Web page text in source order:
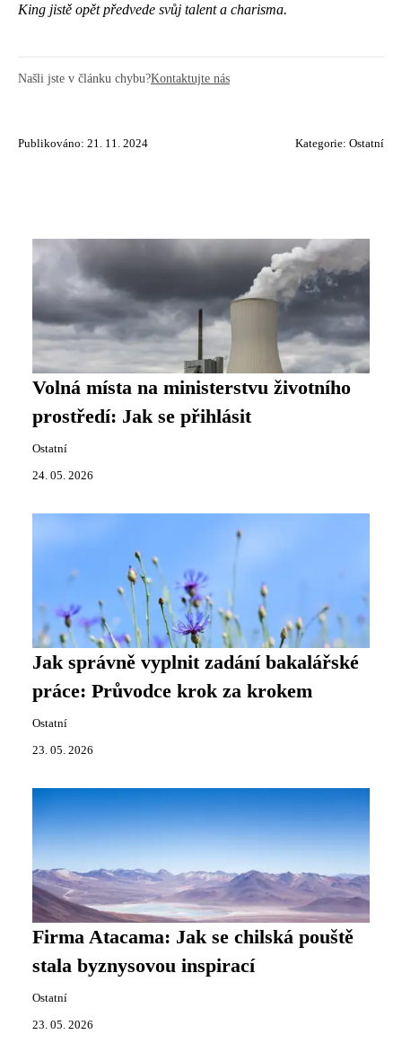
King jistě opět předvede svůj talent a charisma.
Našli jste v článku chybu?Kontaktujte nás
Publikováno: 21. 11. 2024 Kategorie: Ostatní
Volná místa na ministerstvu životního
prostředí: Jak se přihlásit
Ostatní
24. 05. 2026
Jak správně vyplnit zadání bakalářské
práce: Průvodce krok za krokem
Ostatní
23. 05. 2026
Firma Atacama: Jak se chilská pouště
stala byznysovou inspirací
Ostatní
23. 05. 2026